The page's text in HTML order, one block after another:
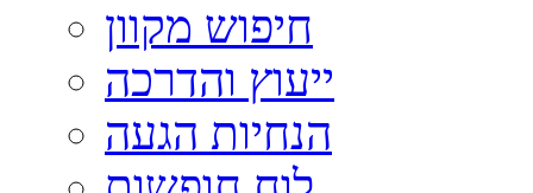
חיפוש מקוון
ייעוץ והדרכה
הנחיות הגעה